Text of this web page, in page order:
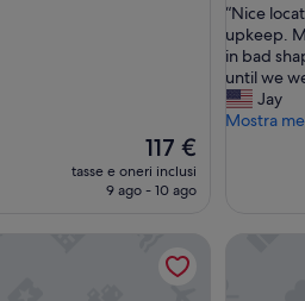
Il
prezzo
attuale
117 €
tasse e oneri inclusi
9 ago - 10 ago
10,
(2
“
N
i
c
e
l
“Nice
upkeep.
in bad
until we
Jay
Mostra